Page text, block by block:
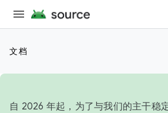
文档
自 2026 年起，为了与我们的主干稳